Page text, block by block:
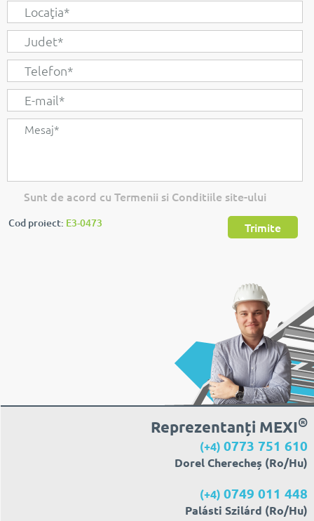
Sunt de acord cu Termenii si Conditiile site-ului
Cod proiect: E3-0473 Trimite
Reprezentanți MEXI®
(+4) 0773 751 610
Dorel Cherecheș (Ro/Hu)
(+4) 0749 011 448
Palásti Szilárd (Ro/Hu)